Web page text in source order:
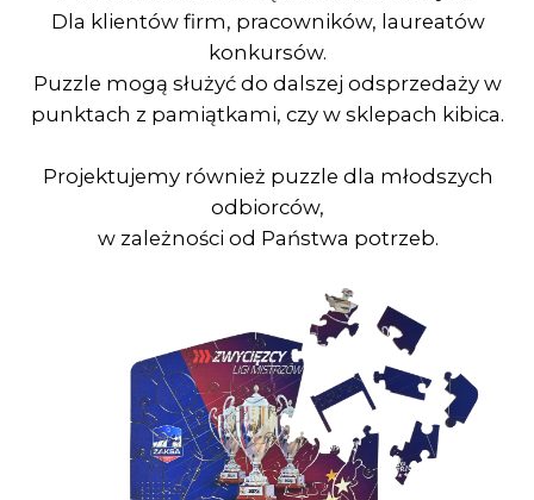
Formaty
Nasi klienci mogą wybierać spośród 5
dostępnych formatów puzzli: A2, A3, A4, A5, A6